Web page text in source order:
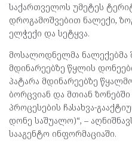
საქართველოს უმეტეს
დროგამოშვებით ნალექი,
ელჭექი და სეტყვა.
მოსალოდნელმა ნალექებმა
მდინარეებზე წყლის
პატარა მდინარეებზე
ბორცვიან და მთიან
პროცესების ჩასახვა-
დონე საშუალო)“, –
სააგენტო ინფორმაციაში.